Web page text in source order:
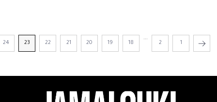
1
2
...
18
19
20
21
22
23
24